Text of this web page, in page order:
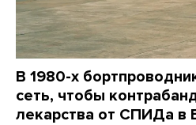
В 1980-х
сеть, чтобы
лекарства от СПИДа в